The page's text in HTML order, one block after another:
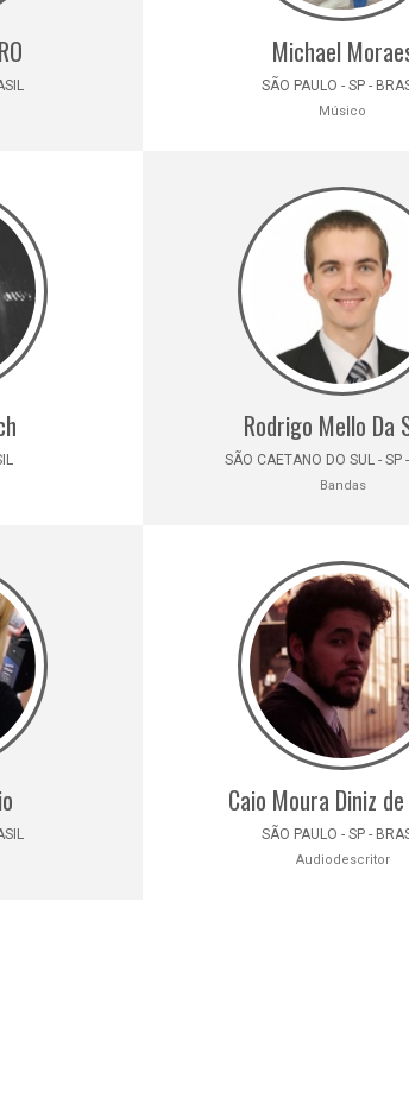
Michael
SÃO PAULO - SP -
Músico
Rodrigo Mello Da
SÃO CAETANO DO SUL - SP
Bandas
Caio Moura Diniz de
SÃO PAULO - SP -
Audiodescritor